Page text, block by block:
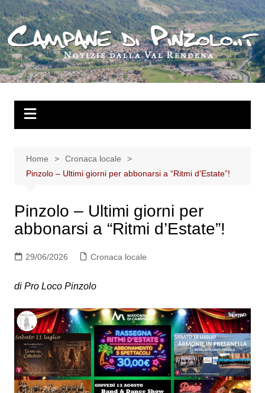
Salta
al
contenuto
Home
Cronaca locale
Pinzolo – Ultimi giorni per abbonarsi a “Ritmi d’Estate”!
Pinzolo – Ultimi giorni per
abbonarsi a “Ritmi d’Estate”!
29/06/2026 Cronaca locale
di Pro Loco Pinzolo